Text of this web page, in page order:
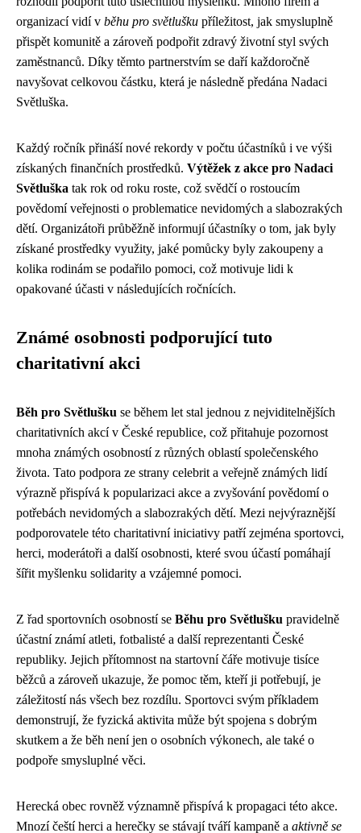
organizací vidí v běhu pro světlušku příležitost, jak smysluplně
přispět komunitě a zároveň podpořit zdravý životní styl svých
zaměstnanců. Díky těmto partnerstvím se daří každoročně
navyšovat celkovou částku, která je následně předána Nadaci
Světluška.
Každý ročník přináší nové rekordy v počtu účastníků i ve výši
získaných finančních prostředků. Výtěžek z akce pro Nadaci
Světluška tak rok od roku roste, což svědčí o rostoucím
povědomí veřejnosti o problematice nevidomých a slabozrakých
dětí. Organizátoři průběžně informují účastníky o tom, jak byly
získané prostředky využity, jaké pomůcky byly zakoupeny a
kolika rodinám se podařilo pomoci, což motivuje lidi k
opakované účasti v následujících ročnících.
Známé osobnosti podporující tuto
charitativní akci
Běh pro Světlušku se během let stal jednou z nejviditelnějších
charitativních akcí v České republice, což přitahuje pozornost
mnoha známých osobností z různých oblastí společenského
života. Tato podpora ze strany celebrit a veřejně známých lidí
výrazně přispívá k popularizaci akce a zvyšování povědomí o
potřebách nevidomých a slabozrakých dětí. Mezi nejvýraznější
podporovatele této charitativní iniciativy patří zejména sportovci,
herci, moderátoři a další osobnosti, které svou účastí pomáhají
šířit myšlenku solidarity a vzájemné pomoci.
Z řad sportovních osobností se Běhu pro Světlušku pravidelně
účastní známí atleti, fotbalisté a další reprezentanti České
republiky. Jejich přítomnost na startovní čáře motivuje tisíce
běžců a zároveň ukazuje, že pomoc těm, kteří ji potřebují, je
záležitostí nás všech bez rozdílu. Sportovci svým příkladem
demonstrují, že fyzická aktivita může být spojena s dobrým
skutkem a že běh není jen o osobních výkonech, ale také o
podpoře smysluplné věci.
Herecká obec rovněž významně přispívá k propagaci této akce.
Mnozí čeští herci a herečky se stávají tváří kampaně a aktivně se